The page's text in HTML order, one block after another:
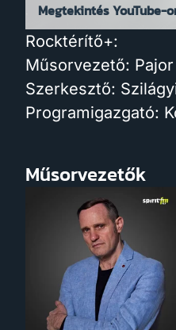
Megtekintés YouTube-
Rocktérítő+:
Műsorvezető: Pajor
Szerkesztő:
Programigazgató:
Műsorvezetők